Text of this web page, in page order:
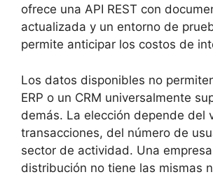
ofrece una API REST con
actualizada y un entorno de
permite anticipar los costos de
Los datos disponibles no
ERP o un CRM universalmente
demás. La elección depende del
transacciones, del número de
sector de actividad. Una
distribución no tiene las mismas